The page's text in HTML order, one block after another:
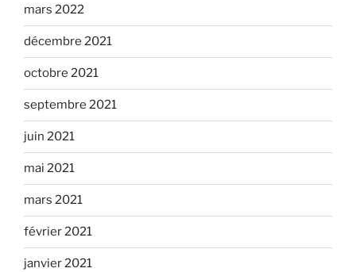
mars 2022
décembre 2021
octobre 2021
septembre 2021
juin 2021
mai 2021
mars 2021
février 2021
janvier 2021